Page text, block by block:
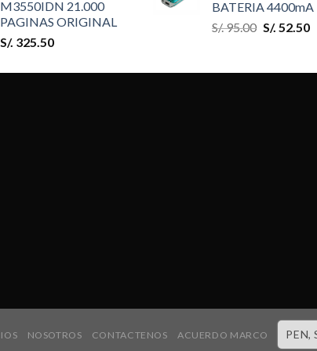
M3550IDN 21.000
PAGINAS ORIGINAL
S/. 325.50
BATERIA 4400mA
S/.95.00 S/. 52.50
NOSOTROS CONTACTENOS ACUERDO MARCO PEN,